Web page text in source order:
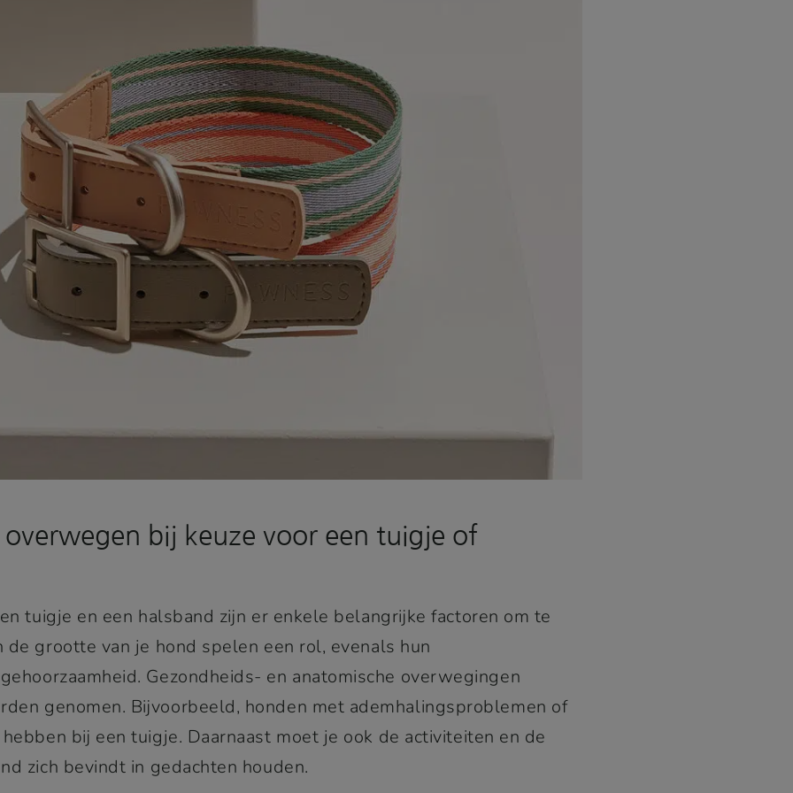
bij keuze voor een tuigje of
tuigje en een halsband zijn er enkele belangrijke factoren om te
grootte van je hond spelen een rol, evenals hun
Gezondheids- en anatomische overwegingen
genomen. Bijvoorbeeld, honden met ademhalingsproblemen of
bij een tuigje. Daarnaast moet je ook de activiteiten en de
zich bevindt in gedachten houden.